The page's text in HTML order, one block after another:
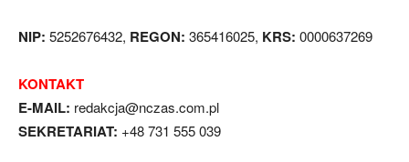
NIP: 5252676432, REGON: 365416025, KRS: 0000637269
KONTAKT
E-MAIL: redakcja@nczas.com.pl
SEKRETARIAT: +48 731 555 039